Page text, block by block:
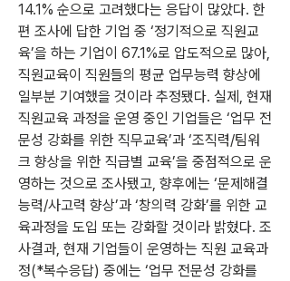
14.1% 순으로 고려했다는 응답이 많았다. 한
편 조사에 답한 기업 중 ‘정기적으로 직원교
육’을 하는 기업이 67.1%로 압도적으로 많아,
직원교육이 직원들의 평균 업무능력 향상에
일부분 기여했을 것이라 추정됐다. 실제, 현재
직원교육 과정을 운영 중인 기업들은 ‘업무 전
문성 강화를 위한 직무교육’과 ‘조직력/팀워
크 향상을 위한 직급별 교육’을 중점적으로 운
영하는 것으로 조사됐고, 향후에는 ‘문제해결
능력/사고력 향상’과 ‘창의력 강화’를 위한 교
육과정을 도입 또는 강화할 것이라 밝혔다. 조
사결과, 현재 기업들이 운영하는 직원 교육과
정(*복수응답) 중에는 ‘업무 전문성 강화를